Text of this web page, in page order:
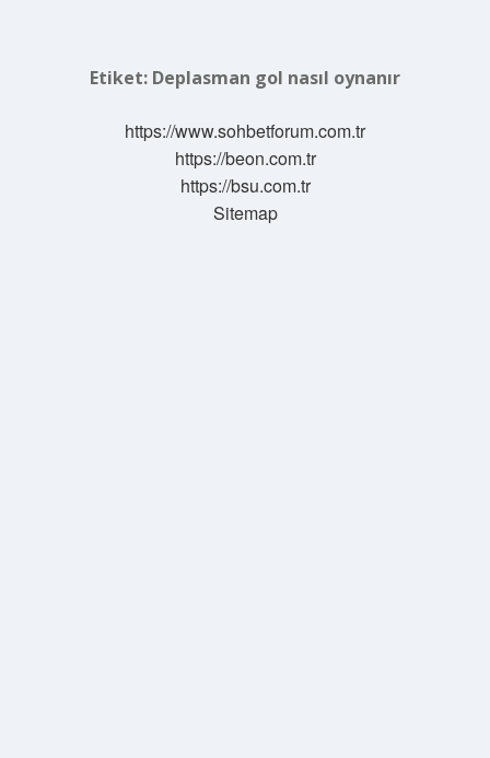
Etiket: Deplasman gol nasıl oynanır
https://www.sohbetforum.com.tr
https://beon.com.tr
https://bsu.com.tr
Sitemap